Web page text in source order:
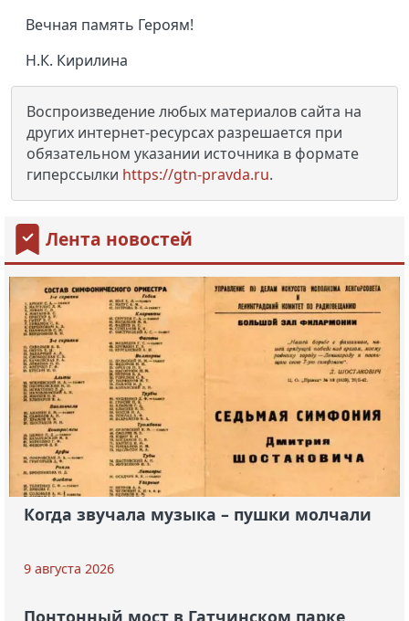
Вечная память Героям!
Н.К. Кирилина
Воспроизведение любых материалов сайта на
других интернет-ресурсах разрешается при
обязательном указании источника в формате
гиперссылки https://gtn-pravda.ru.
Лента новостей
Когда звучала музыка – пушки молчали
9 августа 2026
Понтонный мост в Гатчинском парке